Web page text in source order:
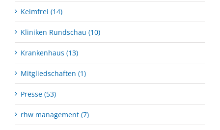
Keimfrei (14)
Kliniken Rundschau (10)
Krankenhaus (13)
Mitgliedschaften (1)
Presse (53)
rhw management (7)